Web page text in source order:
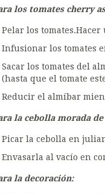
los tomates cherry
Pelar los
Infusionar los tomates
Sacar los tomates del
(hasta que el tomate
Reducir el almíbar
la cebolla morada
Picar la cebolla en
Envasarla al vacío en
la decoración: